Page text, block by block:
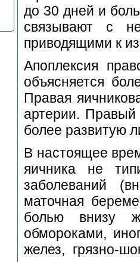
до 30 дней и
связывают с
приводящими к
Апоплексия
объясняется
Правая
артерии.
более развитую
В настоящее
яичника не
заболеваний
маточная
болью внизу
обмороками,
желез, грязно-